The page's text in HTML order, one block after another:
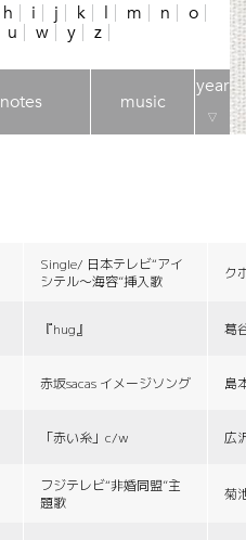
h i j k l m n
o
u w y z
notes music
year
▽
Single/ 日本テレビ“アイ
シテル〜海容”挿入歌
ク
『hug』 葛
赤坂sacas イメージソング 島
「赤い糸」c/w 広
フジテレビ“非婚同盟”主
題歌
菊